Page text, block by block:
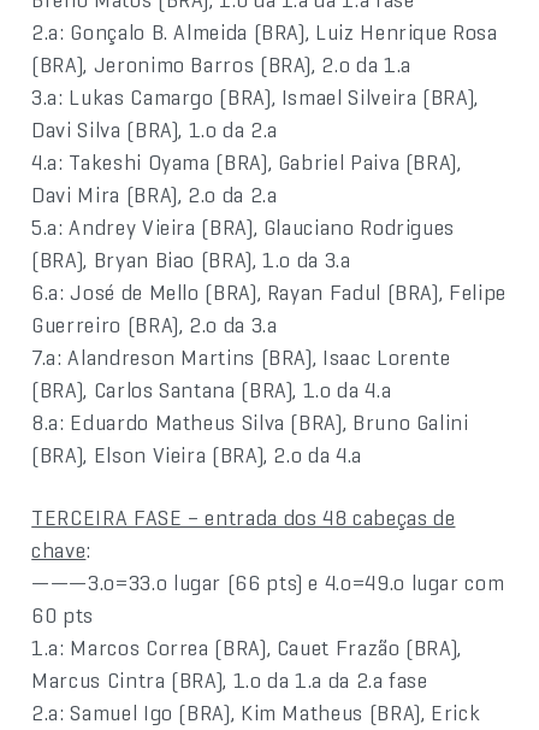
2.a: Gonçalo B. Almeida (BRA), Luiz Henrique Rosa
(BRA), Jeronimo Barros (BRA), 2.o da 1.a
3.a: Lukas Camargo (BRA), Ismael Silveira (BRA),
Davi Silva (BRA), 1.o da 2.a
4.a: Takeshi Oyama (BRA), Gabriel Paiva (BRA),
Davi Mira (BRA), 2.o da 2.a
5.a: Andrey Vieira (BRA), Glauciano Rodrigues
(BRA), Bryan Biao (BRA), 1.o da 3.a
6.a: José de Mello (BRA), Rayan Fadul (BRA), Felipe
Guerreiro (BRA), 2.o da 3.a
7.a: Alandreson Martins (BRA), Isaac Lorente
(BRA), Carlos Santana (BRA), 1.o da 4.a
8.a: Eduardo Matheus Silva (BRA), Bruno Galini
(BRA), Elson Vieira (BRA), 2.o da 4.a
TERCEIRA FASE – entrada dos 48 cabeças de
chave:
———3.o=33.o lugar (66 pts) e 4.o=49.o lugar com
60 pts
1.a: Marcos Correa (BRA), Cauet Frazão (BRA),
Marcus Cintra (BRA), 1.o da 1.a da 2.a fase
2.a: Samuel Igo (BRA), Kim Matheus (BRA), Erick